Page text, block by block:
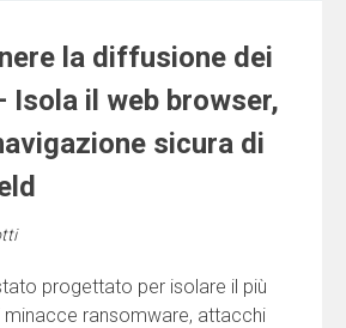
la diffusione dei
Isola il web browser,
sicura di
progettato per isolare il più
ransomware, attacchi